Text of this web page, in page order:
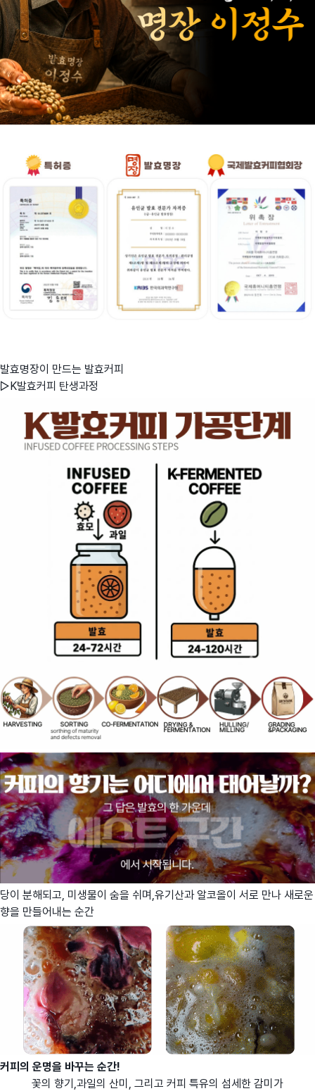
발효명장이 만드는 발효커피
▷K발효커피 탄생과정
당이 분해되고, 미생물이 숨을 쉬며,유기산과 알코올이 서로 만나 새로운
향을 만들어내는 순간
커피의 운명을 바꾸는 순간!
꽃의 향기,과일의 산미, 그리고 커피 특유의 섬세한 감미가